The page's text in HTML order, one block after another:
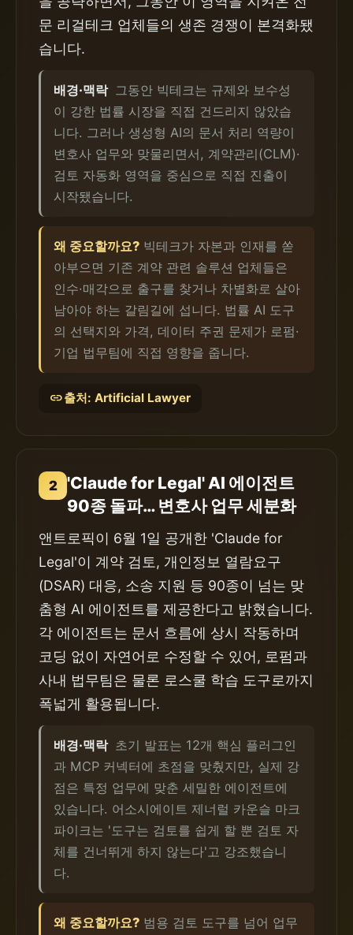
문 리걸테크 업체들의 생존 경쟁이 본격화됐
습니다.
배경·맥락 그동안 빅테크는 규제와 보수성
이 강한 법률 시장을 직접 건드리지 않았습
니다. 그러나 생성형 AI의 문서 처리 역량이
변호사 업무와 맞물리면서, 계약관리(CLM)·
검토 자동화 영역을 중심으로 직접 진출이
시작됐습니다.
왜 중요할까요? 빅테크가 자본과 인재를 쏟
아부으면 기존 계약 관련 솔루션 업체들은
인수·매각으로 출구를 찾거나 차별화로 살아
남아야 하는 갈림길에 섭니다. 법률 AI 도구
의 선택지와 가격, 데이터 주권 문제가 로펌·
기업 법무팀에 직접 영향을 줍니다.
link출처: Artificial Lawyer
2
'Claude for Legal' AI 에이전트
90종 돌파… 변호사 업무 세분화
앤트로픽이 6월 1일 공개한 'Claude for
Legal'이 계약 검토, 개인정보 열람요구
(DSAR) 대응, 소송 지원 등 90종이 넘는 맞
춤형 AI 에이전트를 제공한다고 밝혔습니다.
각 에이전트는 문서 흐름에 상시 작동하며
코딩 없이 자연어로 수정할 수 있어, 로펌과
사내 법무팀은 물론 로스쿨 학습 도구로까지
폭넓게 활용됩니다.
배경·맥락 초기 발표는 12개 핵심 플러그인
과 MCP 커넥터에 초점을 맞췄지만, 실제 강
점은 특정 업무에 맞춘 세밀한 에이전트에
있습니다. 어소시에이트 제너럴 카운슬 마크
파이크는 '도구는 검토를 쉽게 할 뿐 검토 자
체를 건너뛰게 하지 않는다'고 강조했습니
다.
왜 중요할까요? 범용 검토 도구를 넘어 업무